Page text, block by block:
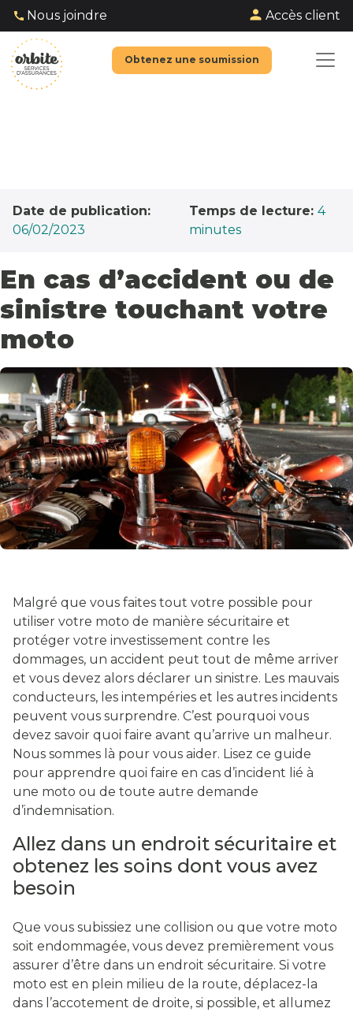
Nous joindre Accès client
Obtenez une soumission
Date de publication:
06/02/2023
Temps de lecture: 4
minutes
En cas d’accident ou de
sinistre touchant votre
moto
Malgré que vous faites tout votre possible pour
utiliser votre moto de manière sécuritaire et
protéger votre investissement contre les
dommages, un accident peut tout de même arriver
et vous devez alors déclarer un sinistre. Les mauvais
conducteurs, les intempéries et les autres incidents
peuvent vous surprendre. C’est pourquoi vous
devez savoir quoi faire avant qu’arrive un malheur.
Nous sommes là pour vous aider. Lisez ce guide
pour apprendre quoi faire en cas d’incident lié à
une moto ou de toute autre demande
d’indemnisation.
Allez dans un endroit sécuritaire et
obtenez les soins dont vous avez
besoin
Que vous subissiez une collision ou que votre moto
soit endommagée, vous devez premièrement vous
assurer d’être dans un endroit sécuritaire. Si votre
moto est en plein milieu de la route, déplacez-la
dans l’accotement de droite, si possible, et allumez